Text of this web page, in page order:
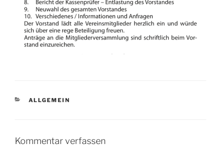
KATEGORIEN
ALLGEMEIN
Kommentar verfassen